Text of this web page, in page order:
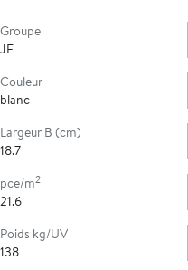
Groupe
JF
Couleur
blanc
Largeur B (cm)
18.7
pce/m2
21.6
Poids kg/UV
138